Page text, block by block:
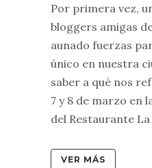
Por primera vez,
bloggers amigas
aunado fuerzas
único en nuestra
saber a qué nos
7 y 8 de marzo en
del Restaurante
VER MÁS